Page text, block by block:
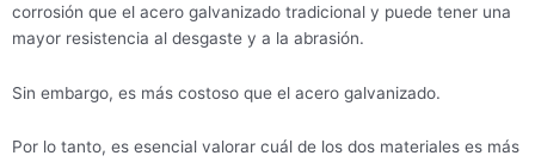
corrosión que el acero galvanizado tradicional y puede tener una
mayor resistencia al desgaste y a la abrasión.
Sin embargo, es más costoso que el acero galvanizado.
Por lo tanto, es esencial valorar cuál de los dos materiales es más